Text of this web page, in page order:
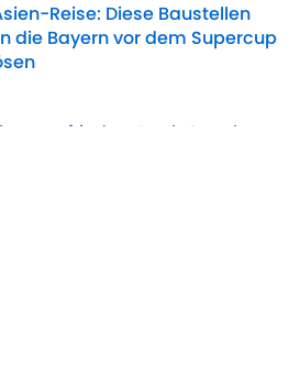
Reise: Diese Baustellen
die Bayern vor dem Supercup
by on Invalid Date
unzufrieden: Real-Coach